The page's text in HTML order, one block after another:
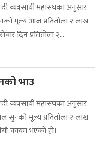
व्यवसायी महासंघका अनुसार
मूल्य आज प्रतितोला २ लाख
दिन प्रतितोला २...
भाउ
व्यवसायी महासंघका अनुसार
सुनको मूल्य प्रतितोला २ लाख
कायम भएको हो।